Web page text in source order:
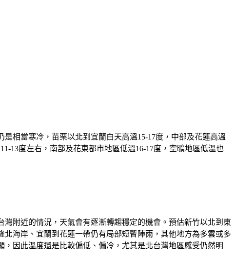
相當寒冷，苗栗以北到宜蘭白天高溫15-17度，中部及花蓮高溫
13度左右，南部及花東都市地區低溫16-17度，空曠地區低溫也
附近的情況，天氣會有逐漸轉趨穩定的機會。預估新竹以北到東
海岸、宜蘭到花蓮一帶仍有局部短暫陣雨，其他地方為多雲或多
因此溫度還是比較偏低、偏冷，尤其是北台灣地區感受仍然明